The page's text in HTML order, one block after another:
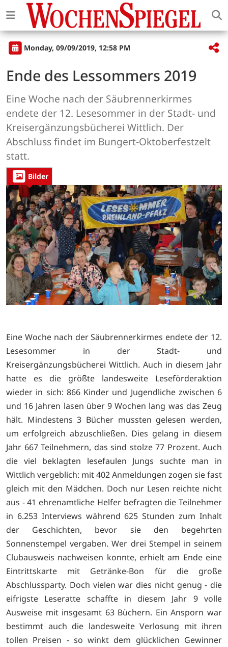
Monday, 09/09/2019, 12:58 PM
Ende des Lessommers 2019
Eine Woche nach der Säubrennerkirmes
endete der 12. Lesesommer in der Stadt- und
Kreisergänzungsbücherei Wittlich. Der
Abschluss findet im Bungert-Oktoberfestzelt
statt.
Bilder
Eine Woche nach der Säubrennerkirmes endete der 12.
Lesesommer in der Stadt- und
Kreisergänzungsbücherei Wittlich. Auch in diesem Jahr
hatte es die größte landesweite Leseförderaktion
wieder in sich: 866 Kinder und Jugendliche zwischen 6
und 16 Jahren lasen über 9 Wochen lang was das Zeug
hält. Mindestens 3 Bücher mussten gelesen werden,
um erfolgreich abzuschließen. Dies gelang in diesem
Jahr 667 Teilnehmern, das sind stolze 77 Prozent. Auch
die viel beklagten lesefaulen Jungs suchte man in
Wittlich vergeblich: mit 402 Anmeldungen zogen sie fast
gleich mit den Mädchen. Doch nur Lesen reichte nicht
aus - 41 ehrenamtliche Helfer befragten die Teilnehmer
in 6.253 Interviews während 625 Stunden zum Inhalt
der Geschichten, bevor sie den begehrten
Sonnenstempel vergaben. Wer drei Stempel in seinem
Clubausweis nachweisen konnte, erhielt am Ende eine
Eintrittskarte mit Getränke-Bon für die große
Abschlussparty. Doch vielen war dies nicht genug - die
eifrigste Leseratte schaffte in diesem Jahr 9 volle
Ausweise mit insgesamt 63 Büchern. Ein Ansporn war
bestimmt auch die landesweite Verlosung mit ihren
tollen Preisen - so winkt dem glücklichen Gewinner